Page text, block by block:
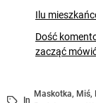
Ilu
Dość
zacząć
In
Maskotka, Miś,